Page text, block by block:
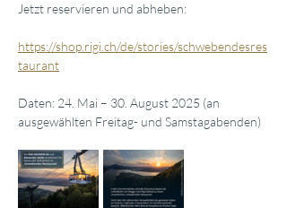
Jetzt reservieren und abheben:
https://shop.rigi.ch/de/stories/schwebendesres
taurant
Daten: 24. Mai – 30. August 2025 (an
ausgewählten Freitag- und Samstagabenden)